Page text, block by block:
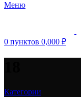
Меню
0 пунктов 0,000 ₽
Категории